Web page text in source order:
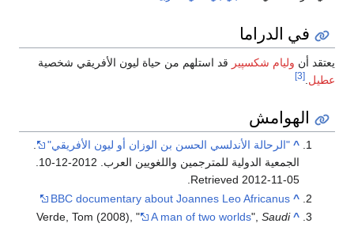
في الدراما
يعتقد أن وليام شكسپير قد استلهم من حياة ليون الأفريقي شخصية
عطيل [3]
الهوامش
^ "الرحالة الأندلسي الحسن بن الوزان أو ليون الأفريقي"
.
الجمعية الدولية للمترجمين واللغويين العرب. 2012-12-10
.
Retrieved2012-11-05
.
^
BBC documentary about Joannes Leo Africanus
^
Verde, Tom (2008), " A man of two worlds",Saudi